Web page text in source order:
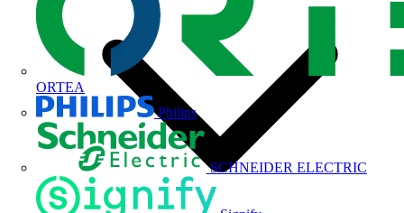
ORTEA
Philips
SCHNEIDER ELECTRIC